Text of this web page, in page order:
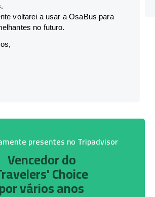
voltarei a usar a OsaBus para
no futuro.
presentes no Tripadvisor
Vencedor do
Choice
por vários anos